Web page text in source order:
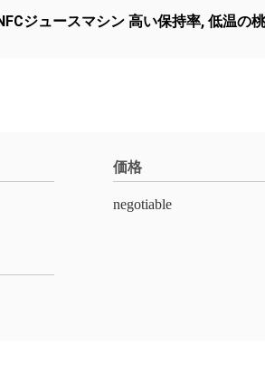
ジュースマシン 高い保持率, 低温の
価格
negotiable